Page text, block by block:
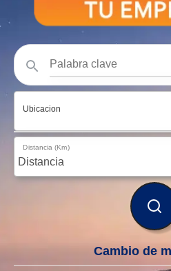
Ubicacion
Distancia (Km)
Cambio de